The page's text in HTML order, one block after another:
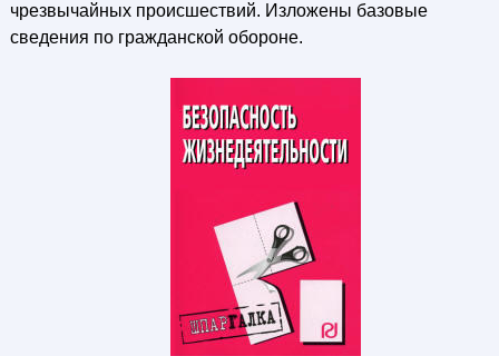
чрезвычайных происшествий. Изложены базовые
сведения по гражданской обороне.